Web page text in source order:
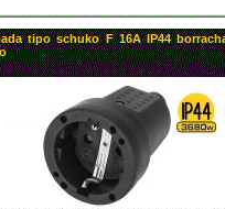
tipo schuko F 16A IP44